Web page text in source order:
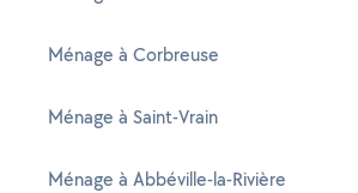
Ménage à Corbreuse
Ménage à Saint-Vrain
Ménage à Abbéville-la-Rivière